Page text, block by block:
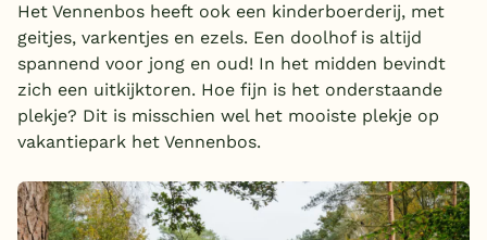
Het Vennenbos heeft ook een kinderboerderij, met
geitjes, varkentjes en ezels. Een doolhof is altijd
spannend voor jong en oud! In het midden bevindt
zich een uitkijktoren. Hoe fijn is het onderstaande
plekje? Dit is misschien wel het mooiste plekje op
vakantiepark het Vennenbos.